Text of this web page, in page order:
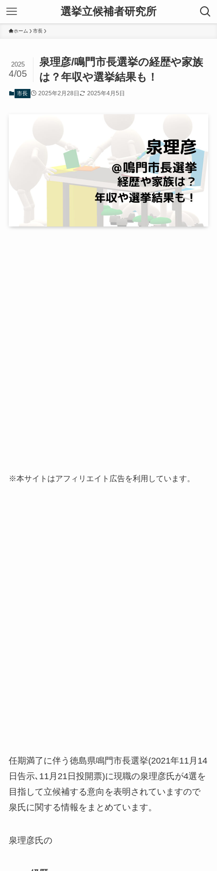
選挙立候補者研究所
ホーム 市長
泉理彦/鳴門市長選挙の経歴や家族
は？年収や選挙結果も！
2025
4/05
市長 2025年2月28日 2025年4月5日
※本サイトはアフィリエイト広告を利用しています。
任期満了に伴う徳島県鳴門市長選挙(2021年11月14
日告示､11月21日投開票)に現職の泉理彦氏が4選を
目指して立候補する意向を表明されていますので
泉氏に関する情報をまとめています。
泉理彦氏の